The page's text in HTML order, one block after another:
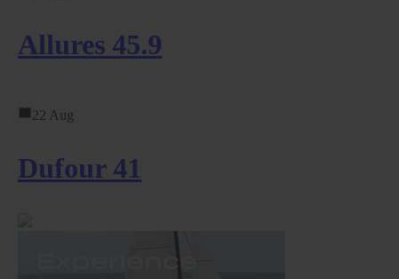
Allures 45.9
22 Aug
Dufour 41